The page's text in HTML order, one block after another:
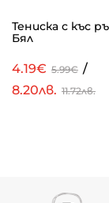
Тениска с къс
Бял
4.19€ 5.99€ /
8.20лв. 11.72лв.